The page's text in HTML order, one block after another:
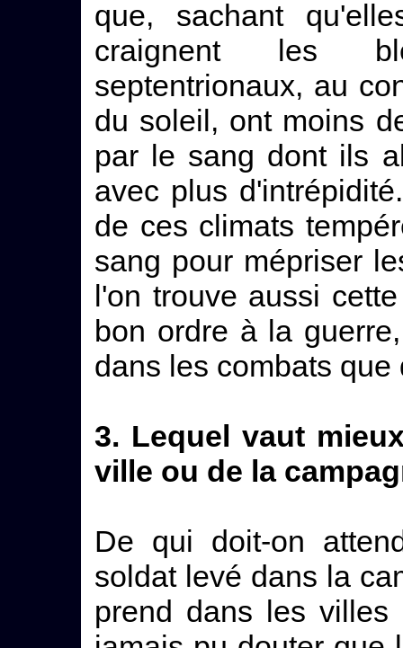
que, sachant
craignent les
septentrionaux, au
du soleil, ont moins
par le sang dont ils
avec plus
de ces climats
sang pour mépriser
l'on trouve aussi
bon ordre à la
dans les combats
3. Lequel vaut
ville ou de la
De qui doit-on
soldat levé dans la
prend dans les